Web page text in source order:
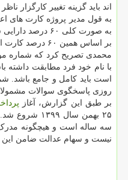
اند باید گزینه تغییر کارگزار
به قول مدیر پروژه کارت های
به صورت کلی ۶۰
بر اساس همین ۶۰ درصد کارت اعتباری صادر می کند.
محمدی تصریح کرد که شماره
با نام خود فرد مطابقت داشته
روزی پاسخگوی سوالات
بر طبق این گزارش، آغاز
۲۵ بهمن سال
سه ساله است و هیچگونه مدرک
نیست و سهام عدالت ضامن این